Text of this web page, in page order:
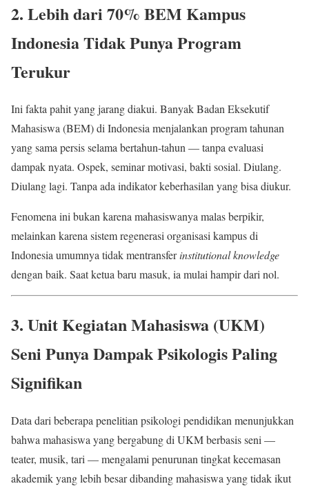
2. Lebih dari 70% BEM Kampus
Indonesia Tidak Punya Program
Terukur
Ini fakta pahit yang jarang diakui. Banyak Badan Eksekutif
Mahasiswa (BEM) di Indonesia menjalankan program tahunan
yang sama persis selama bertahun-tahun — tanpa evaluasi
dampak nyata. Ospek, seminar motivasi, bakti sosial. Diulang.
Diulang lagi. Tanpa ada indikator keberhasilan yang bisa diukur.
Fenomena ini bukan karena mahasiswanya malas berpikir,
melainkan karena sistem regenerasi organisasi kampus di
Indonesia umumnya tidak mentransferinstitutional knowledge
dengan baik. Saat ketua baru masuk, ia mulai hampir dari nol.
3. Unit Kegiatan Mahasiswa (UKM)
Seni Punya Dampak Psikologis Paling
Signifikan
Data dari beberapa penelitian psikologi pendidikan menunjukkan
bahwa mahasiswa yang bergabung di UKM berbasis seni —
teater, musik, tari — mengalami penurunan tingkat kecemasan
akademik yang lebih besar dibanding mahasiswa yang tidak ikut